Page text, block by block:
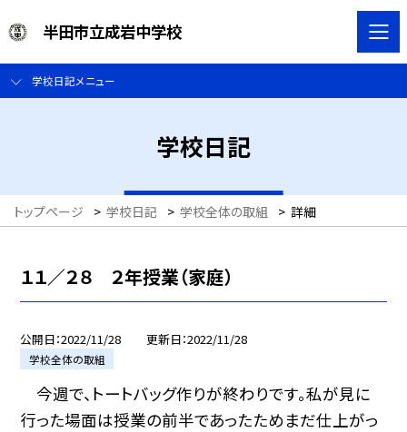
半田市立成岩中学校
学校日記メニュー
学校日記
トップページ > 学校日記 > 学校全体の取組 > 詳細
１１／２８ ２年授業（家庭）
公開日 2022/11/28 更新日 2022/11/28
学校全体の取組
今週で、トートバッグ作りが終わりです。私が見に
行った場面は授業の前半であったためまだ仕上がっ